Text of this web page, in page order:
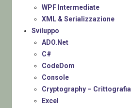
WPF Intermediate
XML & Serializzazione
Sviluppo
ADO.Net
C#
CodeDom
Console
Cryptography – Crittografia
Excel